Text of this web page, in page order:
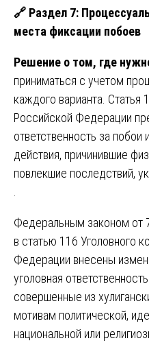
🔗 Раздел 7:
места фиксации побоев
Решение о том, где
приниматься с учетом
каждого варианта. Статья
Российской Федерации
ответственность за
действия, причинившие
повлекшие последствий,
Федеральным законом от
в статью 116 Уголовного
Федерации внесены
уголовная
совершенные из
мотивам политической,
национальной или